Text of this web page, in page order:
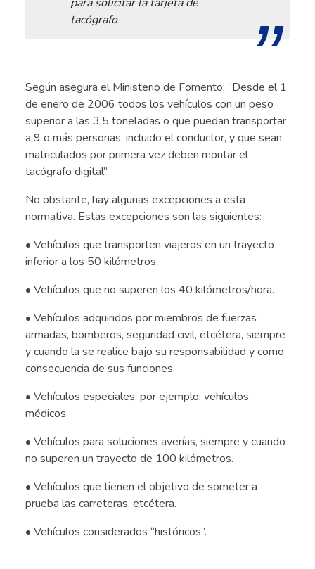
tacógrafo
Según asegura el Ministerio de Fomento: “Desde el 1
de enero de 2006 todos los vehículos con un peso
superior a las 3,5 toneladas o que puedan transportar
a 9 o más personas, incluido el conductor, y que sean
matriculados por primera vez deben montar el
tacógrafo digital”.
No obstante, hay algunas excepciones a esta
normativa. Estas excepciones son las siguientes:
• Vehículos que transporten viajeros en un trayecto
inferior a los 50 kilómetros.
• Vehículos que no superen los 40 kilómetros/hora.
• Vehículos adquiridos por miembros de fuerzas
armadas, bomberos, seguridad civil, etcétera, siempre
y cuando la se realice bajo su responsabilidad y como
consecuencia de sus funciones.
• Vehículos especiales, por ejemplo: vehículos
médicos.
• Vehículos para soluciones averías, siempre y cuando
no superen un trayecto de 100 kilómetros.
• Vehículos que tienen el objetivo de someter a
prueba las carreteras, etcétera.
• Vehículos considerados “históricos”.